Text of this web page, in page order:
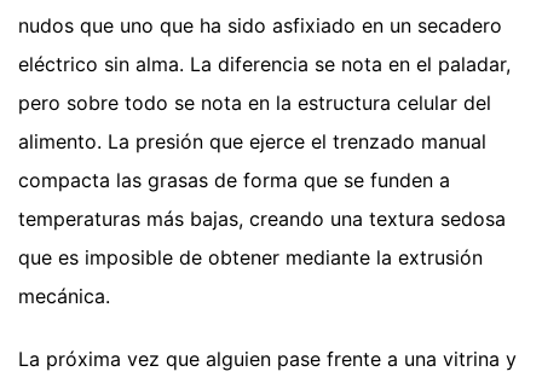
nudos que uno que ha sido asfixiado en un secadero
eléctrico sin alma. La diferencia se nota en el paladar,
pero sobre todo se nota en la estructura celular del
alimento. La presión que ejerce el trenzado manual
compacta las grasas de forma que se funden a
temperaturas más bajas, creando una textura sedosa
que es imposible de obtener mediante la extrusión
mecánica.
La próxima vez que alguien pase frente a una vitrina y